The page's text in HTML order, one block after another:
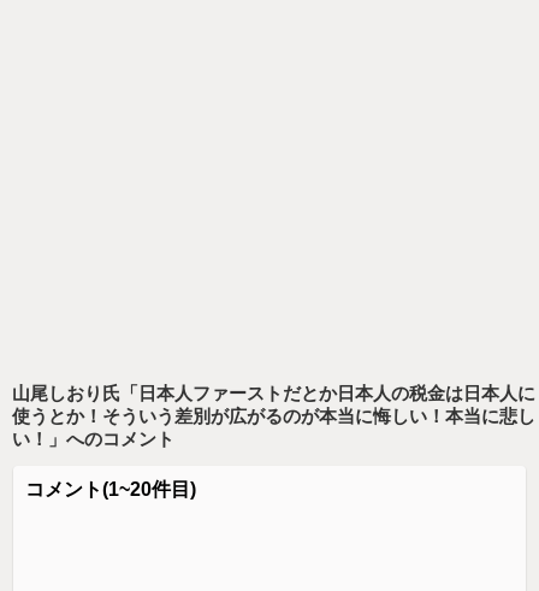
山尾しおり氏「日本人ファーストだとか日本人の税金は日本人に
使うとか！そういう差別が広がるのが本当に悔しい！本当に悲し
い！」 へのコメント
コメント(1~20件目)